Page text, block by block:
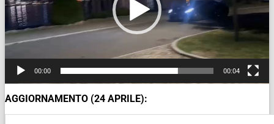
00:00 00:04
AGGIORNAMENTO (24 APRILE):